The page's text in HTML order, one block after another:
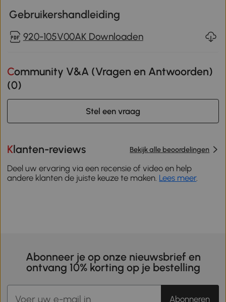
Gebruikershandleiding
920-105V00AK Downloaden
Community V&A (Vragen en Antwoorden)
(0)
Stel een vraag
Klanten-reviews Bekijk alle beoordelingen
Deel uw ervaring via een recensie of video en help
andere klanten de juiste keuze te maken. Lees meer.
Abonneer je op onze nieuwsbrief en
ontvang 10% korting op je bestelling
Abonneren